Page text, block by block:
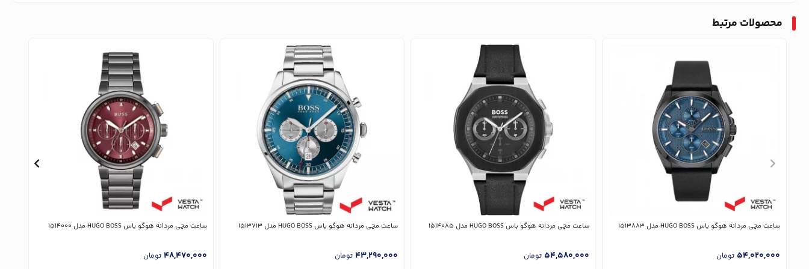
محصولات مرتبط
ساعت مچی مردانه هوگو باس HUGO BOSS مدل 1513883
54,020,000 تومان
ساعت مچی مردانه هوگو باس HUGO BOSS مدل 1514085
54,580,000 تومان
ساعت مچی مردانه هوگو باس HUGO BOSS مدل 1513713
43,290,000 تومان
ساعت مچی مردانه هوگو باس HUGO BOSS مدل 1514000
48,470,000 تومان